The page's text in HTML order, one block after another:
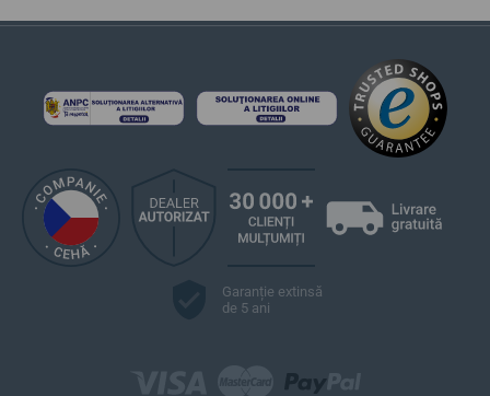
Garanție extinsă
de 5 ani